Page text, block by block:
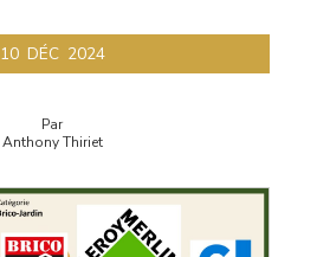
10 DÉC 2024
Par
Anthony Thiriet